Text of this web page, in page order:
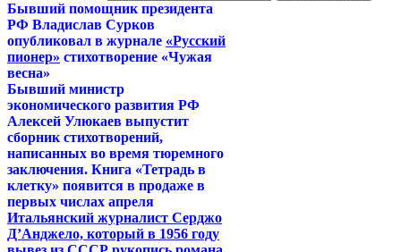
Бывший помощник президента
РФ Владислав Сурков
опубликовал в журнале «Русский
пионер» стихотворение «Чужая
весна»
Бывший министр
экономического развития РФ
Алексей Улюкаев выпустит
сборник стихотворений,
написанных во время тюремного
заключения. Книга «Тетрадь в
клетку» появится в продаже в
первых числах апреля
Итальянский журналист Серджо
Д’Анджело, который в 1956 году